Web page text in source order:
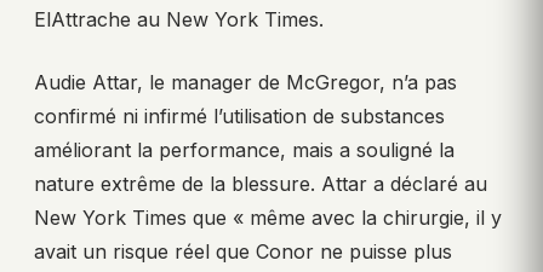
ElAttrache au New York Times.
Audie Attar, le manager de McGregor, n’a pas
confirmé ni infirmé l’utilisation de substances
améliorant la performance, mais a souligné la
nature extrême de la blessure. Attar a déclaré au
New York Times que « même avec la chirurgie, il y
avait un risque réel que Conor ne puisse plus